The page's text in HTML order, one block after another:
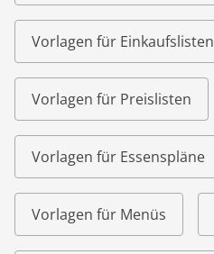
Vorlagen für Einkaufslisten
Vorlagen für Preislisten
Vorlagen für Essenspläne
Vorlagen für Menüs